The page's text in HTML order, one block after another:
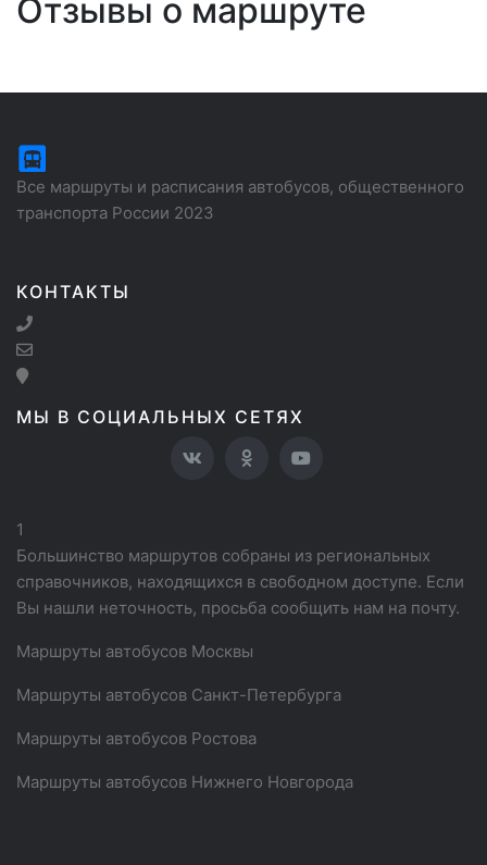
Отзывы о маршруте
Все маршруты и расписания автобусов, общественного
транспорта России 2023
КОНТАКТЫ
МЫ В СОЦИАЛЬНЫХ СЕТЯХ
1
Большинство маршрутов собраны из региональных
справочников, находящихся в свободном доступе. Если
Вы нашли неточность, просьба сообщить нам на почту.
Маршруты автобусов Москвы
Маршруты автобусов Санкт-Петербурга
Маршруты автобусов Ростова
Маршруты автобусов Нижнего Новгорода